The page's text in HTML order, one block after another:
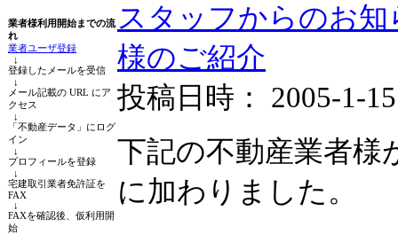
業者様利用開始までの流
れ
業者ユーザ登録
↓
登録したメールを受信
↓
メール記載の URL にア
クセス
↓
「不動産データ」にログ
イン
↓
プロフィールを登録
↓
宅建取引業者免許証を
FAX
↓
FAXを確認後、仮利用開
始
スタッフからのお知
様のご紹介
投稿日時： 2005-1-
下記の不動産業者様
に加わりました。